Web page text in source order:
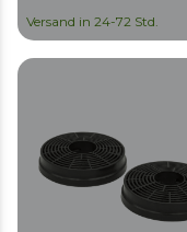
Versand in 24-72 Std.